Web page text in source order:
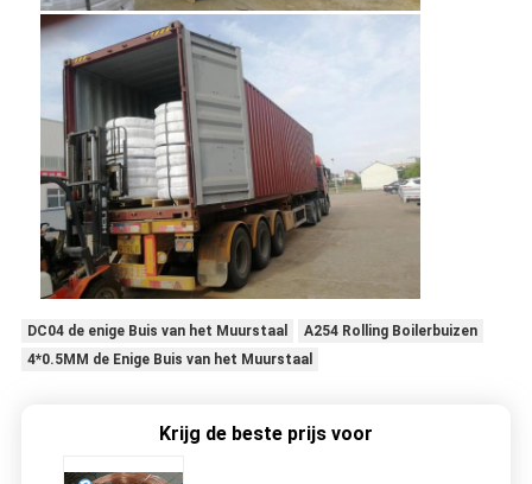
DC04 de enige Buis van het Muurstaal
A254 Rolling Boilerbuizen
4*0.5MM de Enige Buis van het Muurstaal
Krijg de beste prijs voor